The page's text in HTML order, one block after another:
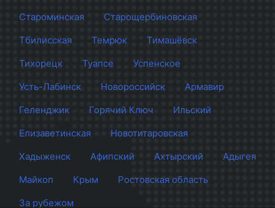
Староминская
Старощербиновская
Тбилисская
Темрюк
Тимашёвск
Тихорецк
Туапсе
Успенское
Усть-Лабинск
Новороссийск
Армавир
Геленджик
Горячий Ключ
Ильский
Елизаветинская
Новотитаровская
Хадыженск
Афипский Ахтырский
Адыгея
Майкоп
Крым
Ростовская область
За рубежом